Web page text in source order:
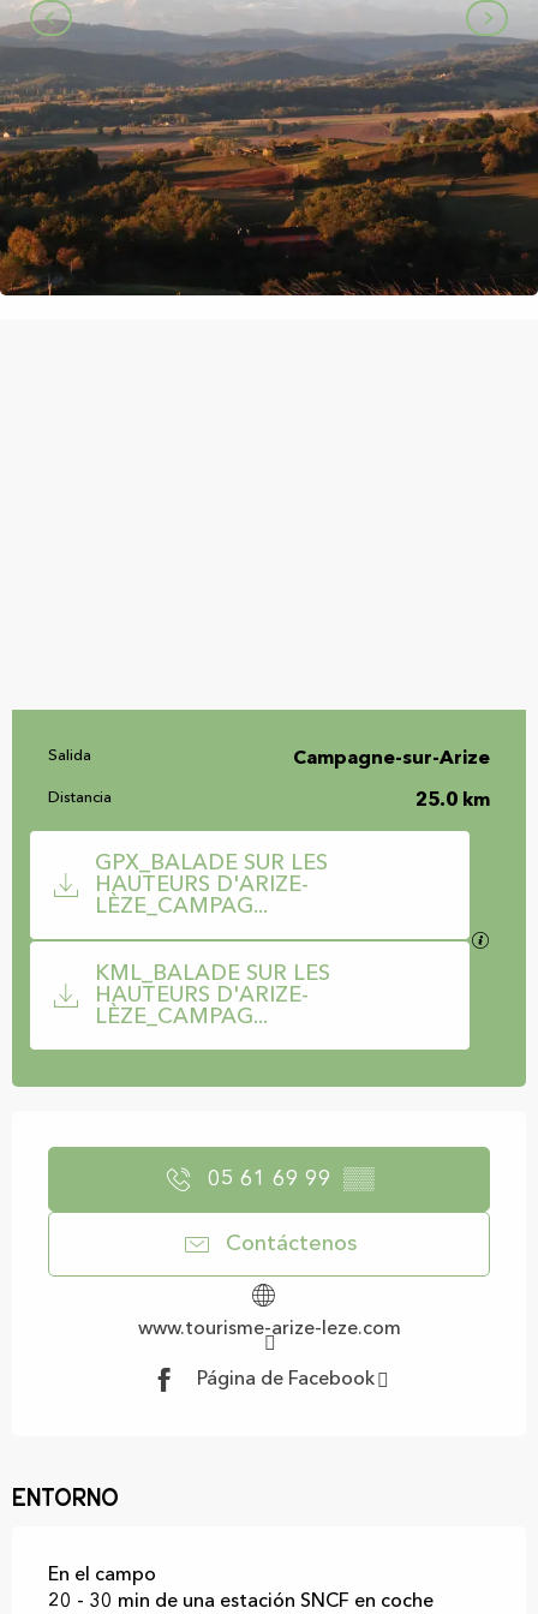
Información práctica
Salida Campagne-sur-Arize
Distancia 25.0 km
GPX_BALADE SUR LES
HAUTEURS D'ARIZE-
LÈZE_CAMPAG...
KML_BALADE SUR LES
HAUTEURS D'ARIZE-
LÈZE_CAMPAG...
Los
05 61 69 99 ▒▒
Contáctenos
www.tourisme-arize-leze.com
Página de Facebook
Entorno
En el campo
20 - 30 min de una estación SNCF en coche